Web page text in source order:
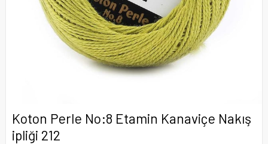
Koton Perle No:8 Etamin Kanaviçe Nakış
ipliği 212